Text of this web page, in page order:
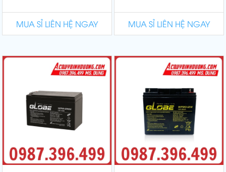
MUA SỈ LIÊN HỆ NGAY MUA SỈ LIÊN HỆ NGAY